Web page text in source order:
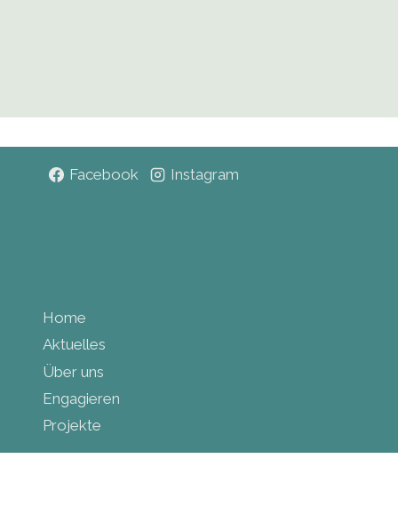
Facebook Instagram
Home
Aktuelles
Über uns
Engagieren
Projekte